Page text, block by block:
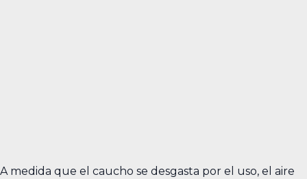
A medida que el caucho se desgasta por el uso, el aire